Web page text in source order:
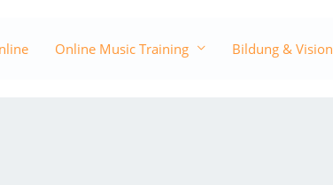
Online Music Training Bildung & Vision